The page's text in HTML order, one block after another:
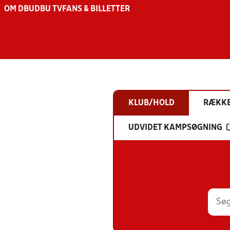
OM DBU DBU TV FANS & BILLETTER
KLUB/HOLD
UDVIDET KAMPSØGNING